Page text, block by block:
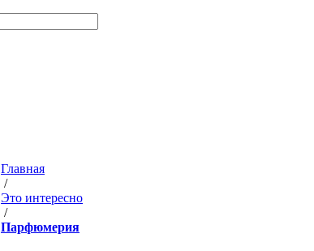
Главная
/
Это интересно
/
Парфюмерия